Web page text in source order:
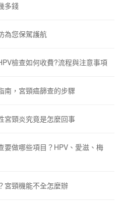
多錢
為您保駕護航
檢查如何收費?流程與注意事項
南，宮頸癌篩查的步驟
宮頸炎究竟是怎麼回事
要做哪些項目？HPV、愛滋、梅
宮頸機能不全怎麼辦